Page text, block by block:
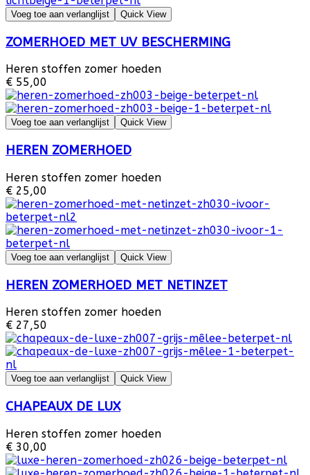
Voeg toe aan verlanglijst Quick View
ZOMERHOED MET UV BESCHERMING
Heren stoffen zomer hoeden
€ 55,00
Voeg toe aan verlanglijst Quick View
HEREN ZOMERHOED
Heren stoffen zomer hoeden
€ 25,00
Voeg toe aan verlanglijst Quick View
HEREN ZOMERHOED MET NETINZET
Heren stoffen zomer hoeden
€ 27,50
Voeg toe aan verlanglijst Quick View
CHAPEAUX DE LUX
Heren stoffen zomer hoeden
€ 30,00